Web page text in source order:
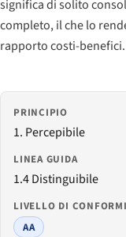
significa di solito
completo, il che lo
rapporto costi-benefici.
PRINCIPIO
1. Percepibile
LINEA GUIDA
1.4 Distinguibile
LIVELLO DI
AA